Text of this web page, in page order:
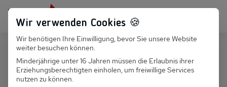
Persönlich für dich da: +49 251 899 050
Suchfeld
Suchen
PL 055.004 - Haushälfte Waliccy
Wir verwenden Cookies 🍪
Wir benötigen Ihre Einwilligung, bevor Sie unsere Website
weiter besuchen können.
Minderjährige unter 16 Jahren müssen die Erlaubnis ihrer
Erziehungsberechtigten einholen, um freiwillige Services
nutzen zu können.